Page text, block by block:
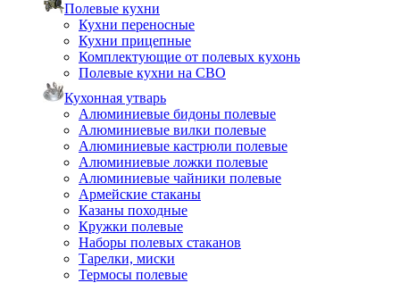
Полевые кухни
Кухни переносные
Кухни прицепные
Комплектующие от полевых кухонь
Полевые кухни на СВО
Кухонная утварь
Алюминиевые бидоны полевые
Алюминиевые вилки полевые
Алюминиевые кастрюли полевые
Алюминиевые ложки полевые
Алюминиевые чайники полевые
Армейские стаканы
Казаны походные
Кружки полевые
Наборы полевых стаканов
Тарелки, миски
Термосы полевые